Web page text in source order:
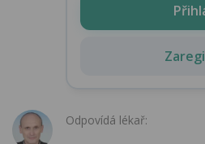
Odpovídá lékař: